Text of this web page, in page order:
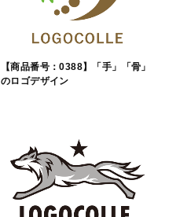
【商品番号：0388】「手」「骨」
のロゴデザイン